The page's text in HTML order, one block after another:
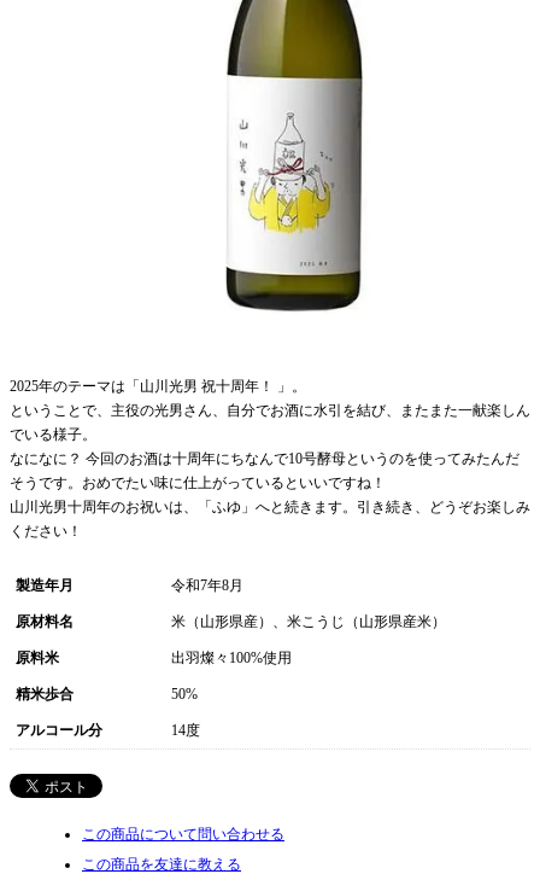
2025年のテーマは「山川光男 祝十周年！ 」。
ということで、主役の光男さん、自分でお酒に水引を結び、またまた一献楽しん
でいる様子。
なになに？ 今回のお酒は十周年にちなんで10号酵母というのを使ってみたんだ
そうです。おめでたい味に仕上がっているといいですね！
山川光男十周年のお祝いは、「ふゆ」へと続きます。引き続き、どうぞお楽しみ
ください！
製造年月 令和7年8月
原材料名 米（山形県産）、米こうじ（山形県産米）
原料米 出羽燦々100%使用
精米歩合 50%
アルコール分 14度
この商品について問い合わせる
この商品を友達に教える